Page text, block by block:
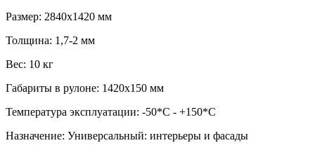
Размер: 2840х1420 мм
Толщина: 1,7-2 мм
Вес: 10 кг
Габариты в рулоне: 1420х150 мм
Температура эксплуатации: -50*С - +150*С
Назначение: Универсальный: интерьеры и фасады